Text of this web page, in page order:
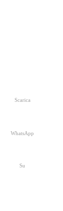
Scarica
WhatsApp
Su